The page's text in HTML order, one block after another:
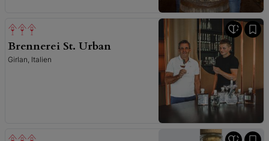
Brennerei St. Urban
Girlan, Italien